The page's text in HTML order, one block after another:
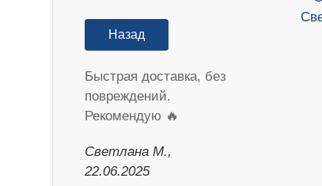
Назад
Быстрая доставка, без
повреждений.
Рекомендую 🔥
Светлана М.,
22.06.2025